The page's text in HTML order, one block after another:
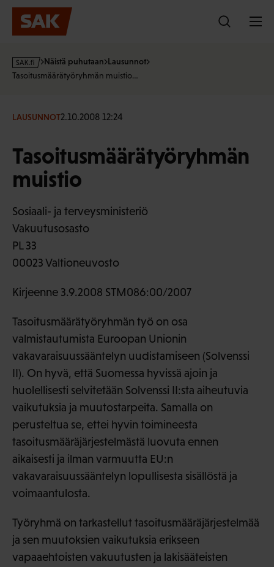
Hyppää
sisältöön
s
a
f
Näistä puhutaan Lausunnot
Tasoitusmäärätyöryhmän muistio…
LAUSUNNOT2.10.2008 12:24
Tasoitusmäärätyöryhmän
muistio
Sosiaali- ja terveysministeriö
Vakuutusosasto
PL 33
00023 Valtioneuvosto
Kirjeenne 3.9.2008 STM086:00/2007
Tasoitusmäärätyöryhmän työ on osa
valmistautumista Euroopan Unionin
vakavaraisuussääntelyn uudistamiseen (Solvenssi
II). On hyvä, että Suomessa hyvissä ajoin ja
huolellisesti selvitetään Solvenssi II:sta aiheutuvia
vaikutuksia ja muutostarpeita. Samalla on
perusteltua se, ettei hyvin toimineesta
tasoitusmääräjärjestelmästä luovuta ennen
aikaisesti ja ilman varmuutta EU:n
vakavaraisuussääntelyn lopullisesta sisällöstä ja
voimaantulosta.
Työryhmä on tarkastellut tasoitusmääräjärjestelmää
ja sen muutoksien vaikutuksia erikseen
vapaaehtoisten vakuutusten ja lakisääteisten